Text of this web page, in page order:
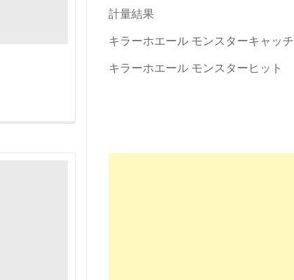
計量結果
キラーホエール モンスターキャッチ
キラーホエール モンスターヒット